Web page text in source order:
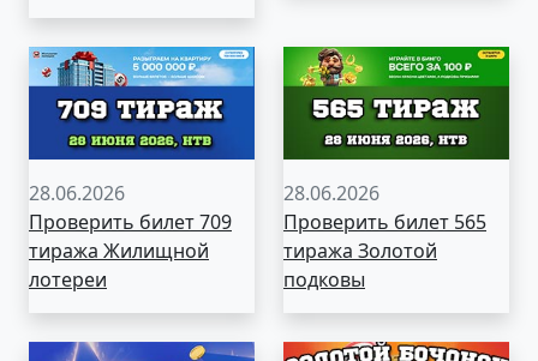
28.06.2026
Проверить билет 709
тиража Жилищной
лотереи
28.06.2026
Проверить билет 565
тиража Золотой
подковы